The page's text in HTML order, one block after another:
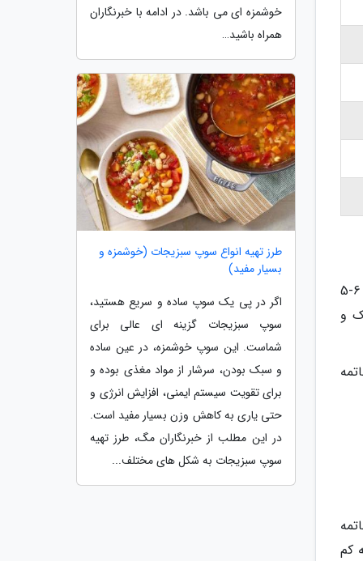
نخود و لوبیا را بشویید و از شب قبل در آب خیس کنید تا نفخ آن گرفته گردد. نخود و لوبیای خیس خورده را با 6-5
و
در خاتمه
خاتمه
کم
خوشمزه ای می باشد. در ادامه با خبرنگاران
همراه باشید…
طرز تهیه انواع سوپ سبزیجات (خوشمزه و
بسیار مفید)
اگر در پی یک سوپ ساده و سریع هستید،
سوپ سبزیجات گزینه ای عالی برای
شماست. این سوپ خوشمزه، در عین ساده
و سبک بودن، سرشار از مواد مغذی بوده و
برای تقویت سیستم ایمنی، افزایش انرژی و
حتی یاری به کاهش وزن بسیار مفید است.
در این مطلب از خبرنگاران مگ، طرز تهیه
سوپ سبزیجات به شکل های مختلف...